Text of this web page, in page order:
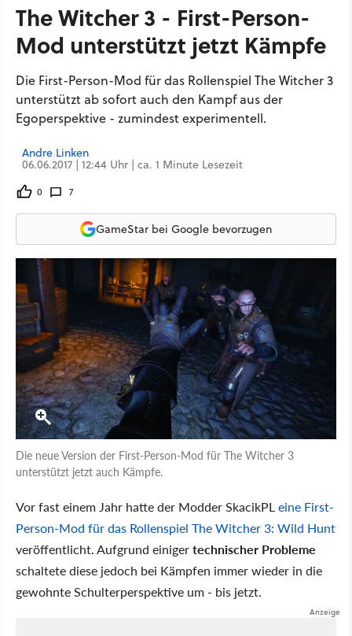
The Witcher 3 - First-Person-
Mod unterstützt jetzt Kämpfe
Die First-Person-Mod für das Rollenspiel The Witcher 3
unterstützt ab sofort auch den Kampf aus der
Egoperspektive - zumindest experimentell.
Andre Linken
06.06.2017 | 12:44 Uhr | ca. 1 Minute Lesezeit
0 7
GameStar bei Google bevorzugen
Die neue Version der First-Person-Mod für The Witcher 3
unterstützt jetzt auch Kämpfe.
Vor fast einem Jahr hatte der Modder SkacikPL eine First-
Person-Mod für das Rollenspiel The Witcher 3: Wild Hunt
veröffentlicht. Aufgrund einigertechnischer Probleme
schaltete diese jedoch bei Kämpfen immer wieder in die
gewohnte Schulterperspektive um - bis jetzt.